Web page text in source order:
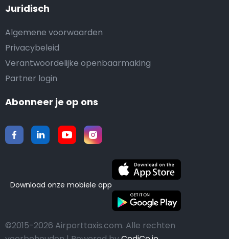
Juridisch
Algemene voorwaarden
Privacybeleid
Verantwoordelijke openbaarmaking
Partner login
Abonneer je op ons
Download onze mobiele app
©2015-2026 Airporttaxis.com. Alle rechten